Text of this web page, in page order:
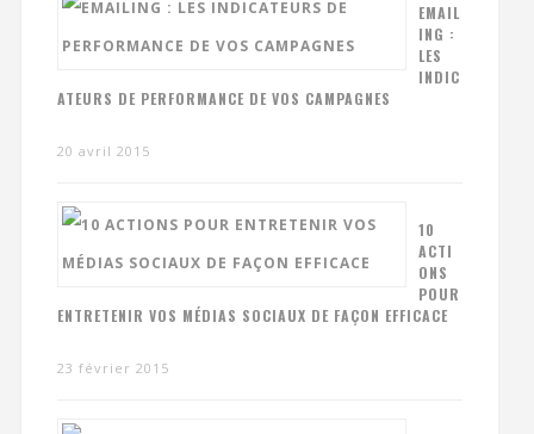
EMAIL
ING :
LES
INDIC
ATEURS DE PERFORMANCE DE VOS CAMPAGNES
20 avril 2015
10
ACTI
ONS
POUR
ENTRETENIR VOS MÉDIAS SOCIAUX DE FAÇON EFFICACE
23 février 2015